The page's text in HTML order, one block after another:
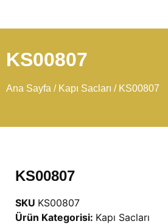
KS00807
Ana Sayfa / Kapı Sacları / KS00807
KS00807
SKU KS00807
Ürün Kategorisi: Kapı Sacları